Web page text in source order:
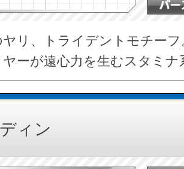
リ、トライデントモチー
ーが遠心力を生むスタミナ
ィン